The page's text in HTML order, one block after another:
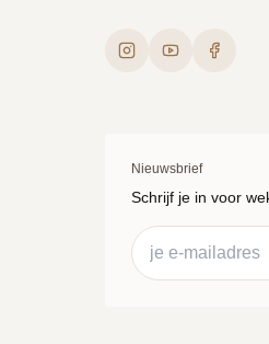
Nieuwsbrief
Schrijf je in voor